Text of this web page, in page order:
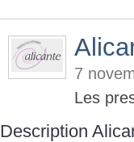
7
Les
Description